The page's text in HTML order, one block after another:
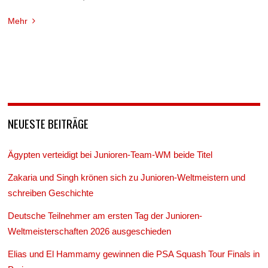
Mehr
NEUESTE BEITRÄGE
Ägypten verteidigt bei Junioren-Team-WM beide Titel
Zakaria und Singh krönen sich zu Junioren-Weltmeistern und
schreiben Geschichte
Deutsche Teilnehmer am ersten Tag der Junioren-
Weltmeisterschaften 2026 ausgeschieden
Elias und El Hammamy gewinnen die PSA Squash Tour Finals in